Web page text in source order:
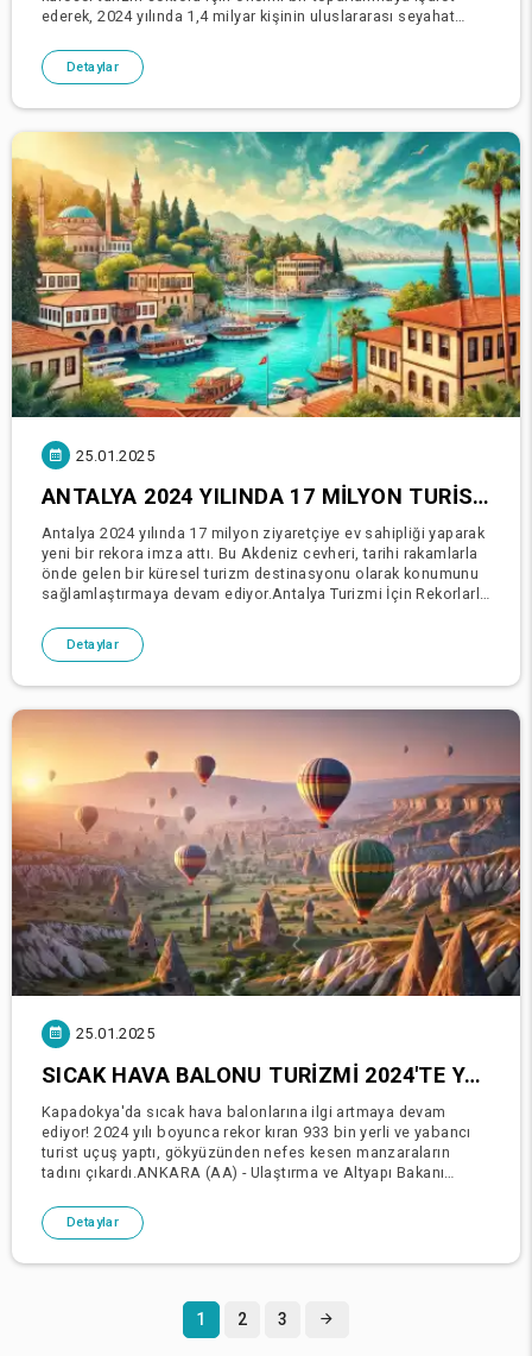
ederek, 2024 yılında 1,4 milyar kişinin uluslararası seyahat
Detaylar
25.01.2025
ANTALYA 2024 YILINDA 17 MILYON TURISTI AĞIRLADI!
Antalya 2024 yılında 17 milyon ziyaretçiye ev sahipliği yaparak
yeni bir rekora imza attı. Bu Akdeniz cevheri, tarihi rakamlarla
önde gelen bir küresel turizm destinasyonu olarak konumunu
sağlamlaştırmaya devam ediyor.Antalya Turizmi İçin Rekorlarla
Detaylar
25.01.2025
SICAK HAVA BALONU TURIZMI 2024'TE YÜKSELIYOR: 933.000 YERLI VE YABANCI TURIST GÖKYÜZÜNE ÇIKIYOR
Kapadokya'da sıcak hava balonlarına ilgi artmaya devam
ediyor! 2024 yılı boyunca rekor kıran 933 bin yerli ve yabancı
turist uçuş yaptı, gökyüzünden nefes kesen manzaraların
tadını çıkardı.ANKARA (AA) - Ulaştırma ve Altyapı Bakanı
Detaylar
1 2 3